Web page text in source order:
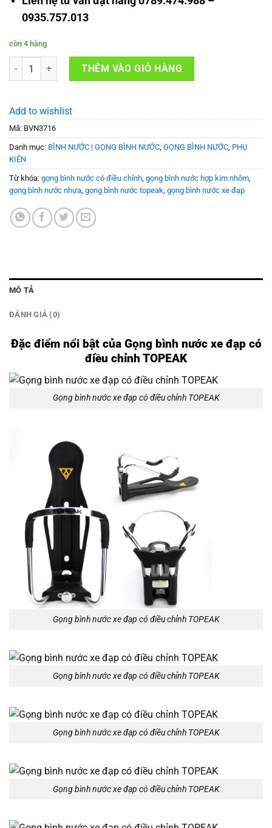
0935.757.013
còn 4 hàng
Gọng bình nước xe đạp có điều chỉnh TOPEAK - TMD06B số lượng
THÊM VÀO GIỎ HÀNG
Add to wishlist
Mã: BVN3716
Danh mục: BÌNH NƯỚC | GỌNG BÌNH NƯỚC GỌNG BÌNH NƯỚC PHỤ
KIỆN
Từ khóa: gọng bình nước có điều chỉnh gọng bình nước hợp kim nhôm
gọng bình nước nhựa gọng bình nước topeak gọng bình nước xe đạp
MÔ TẢ
ĐÁNH GIÁ (0)
Đặc điểm nổi bật của Gọng bình nước xe đạp có
điều chỉnh TOPEAK
Gọng bình nước xe đạp có điều chỉnh TOPEAK
Gọng bình nước xe đạp có điều chỉnh TOPEAK
Gọng bình nước xe đạp có điều chỉnh TOPEAK
Gọng bình nước xe đạp có điều chỉnh TOPEAK
Gọng bình nước xe đạp có điều chỉnh TOPEAK